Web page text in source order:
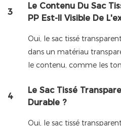
3
Le Contenu Du Sac
PP Est-Il Visible De
Oui, le sac tissé
dans un matériau
le contenu, comme les
4
Le Sac Tissé
Durable ?
Oui, le sac tissé